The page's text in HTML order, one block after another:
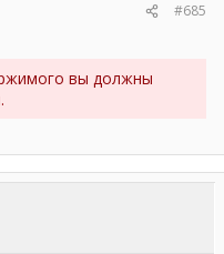
#685
вы должны